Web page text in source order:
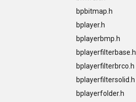
bpbitmap.h
bplayer.h
bplayerbmp.h
bplayerfilterbase.h
bplayerfilterbrco.h
bplayerfiltersolid.h
bplayerfolder.h